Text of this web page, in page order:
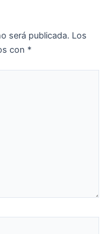
será publicada. Los
con *